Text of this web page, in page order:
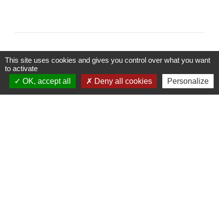
Contacts
This site uses cookies and gives you control over what you want
to activate
OK, accept all
Deny all cookies Personalize